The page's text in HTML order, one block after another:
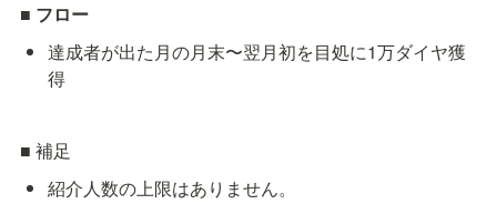
■ フロー
達成者が出た月の月末〜翌月初を目処に1万ダイヤ獲
得
■ 補足
紹介人数の上限はありません。